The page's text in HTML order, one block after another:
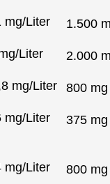
mg/Liter 1.500
Liter 2.000
mg/Liter
800
mg/Liter
375
mg/Liter 800